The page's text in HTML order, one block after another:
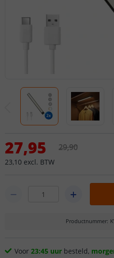
27,95
23,10 excl. BTW
29,90
Productnummer:
Voor 23:45 uur besteld,